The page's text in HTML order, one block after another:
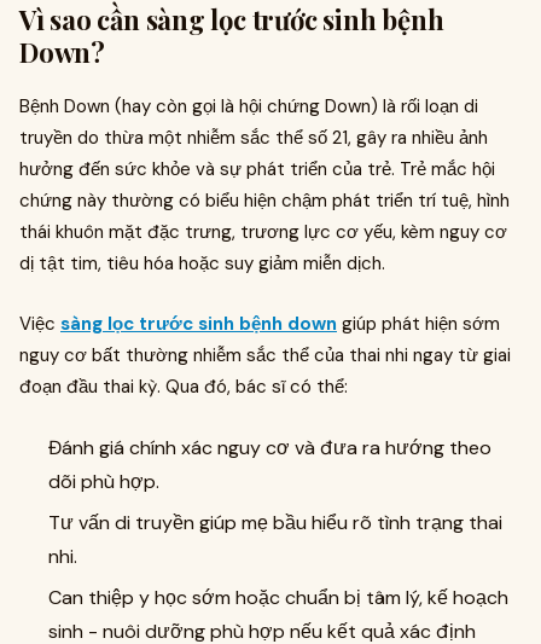
Vì sao cần sàng lọc trước sinh bệnh
Down?
Bệnh Down (hay còn gọi là hội chứng Down) là rối loạn di
truyền do thừa một nhiễm sắc thể số 21, gây ra nhiều ảnh
hưởng đến sức khỏe và sự phát triển của trẻ. Trẻ mắc hội
chứng này thường có biểu hiện chậm phát triển trí tuệ, hình
thái khuôn mặt đặc trưng, trương lực cơ yếu, kèm nguy cơ
dị tật tim, tiêu hóa hoặc suy giảm miễn dịch.
Việc sàng lọc trước sinh bệnh down giúp phát hiện sớm
nguy cơ bất thường nhiễm sắc thể của thai nhi ngay từ giai
đoạn đầu thai kỳ. Qua đó, bác sĩ có thể:
Đánh giá chính xác nguy cơ và đưa ra hướng theo
dõi phù hợp.
Tư vấn di truyền giúp mẹ bầu hiểu rõ tình trạng thai
nhi.
Can thiệp y học sớm hoặc chuẩn bị tâm lý, kế hoạch
sinh - nuôi dưỡng phù hợp nếu kết quả xác định